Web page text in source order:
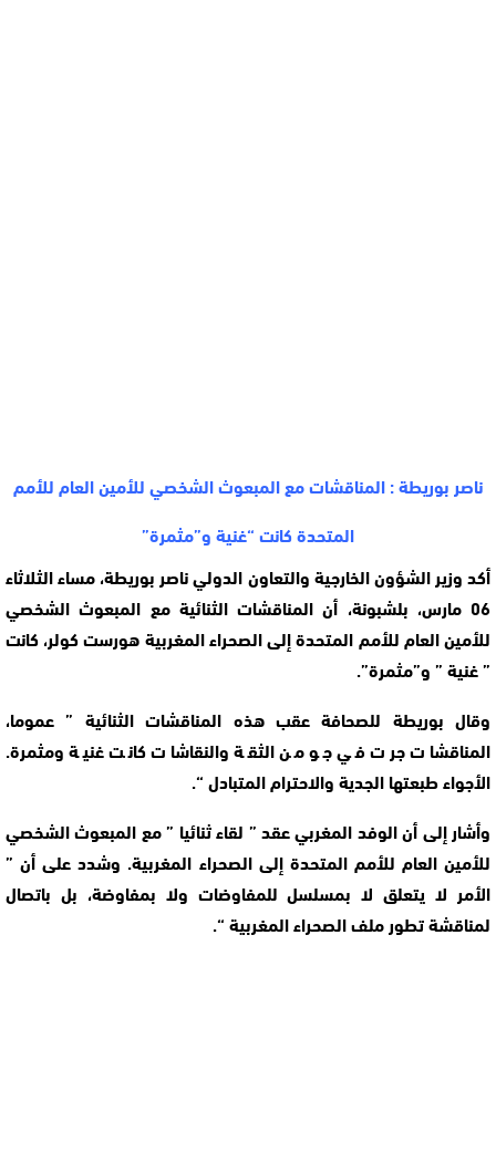
ناصر بوريطة : المناقشات مع المبعوث الشخصي للأمين العام للأمم
المتحدة كانت “غنية و”مثمرة”
أكد وزير الشؤون الخارجية والتعاون الدولي ناصر بوريطة، مساء الثلاثاء
06 مارس، بلشبونة، أن المناقشات الثنائية مع المبعوث الشخصي
للأمين العام للأمم المتحدة إلى الصحراء المغربية هورست كولر، كانت
” غنية ” و”مثمرة”.
وقال بوريطة للصحافة عقب هذه المناقشات الثنائية ” عموما،
المناقشات جرت في جو من الثقة والنقاشات كانت غنية ومثمرة.
الأجواء طبعتها الجدية والاحترام المتبادل “.
وأشار إلى أن الوفد المغربي عقد ” لقاء ثنائيا ” مع المبعوث الشخصي
للأمين العام للأمم المتحدة إلى الصحراء المغربية. وشدد على أن ”
الأمر لا يتعلق لا بمسلسل للمفاوضات ولا بمفاوضة، بل باتصال
لمناقشة تطور ملف الصحراء المغربية “.